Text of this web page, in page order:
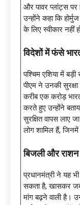
और पावर प्लांट्स पर
उन्होंने कहा कि
के लिए स्वीकार नहीं
विदेशों में फंसे
पश्चिम एशिया में
पीएम ने उनकी सुरक्षा
करीब एक करोड़
करते हुए उन्होंने
सुरक्षित वापस लाए
लोग शामिल हैं,
बिजली और
प्रधानमंत्री ने यह
सकता है, खासकर जब
मांग बढ़ने वाली है।